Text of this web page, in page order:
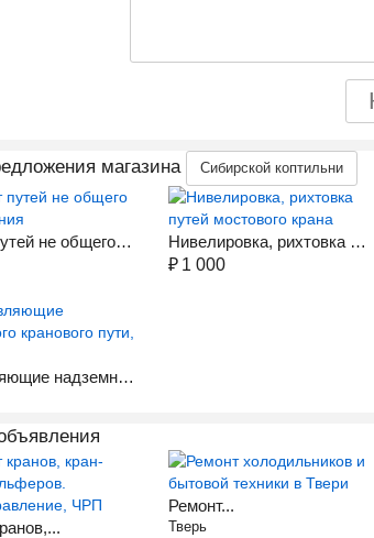
магазина Сибирской коптильни
Ремонт путей не общего пользования
Нивелировка, рихтовка путей мостового крана
₽ 1 000
Направляющие надземного кранового пути, ремонт
Ремонт...
Тверь